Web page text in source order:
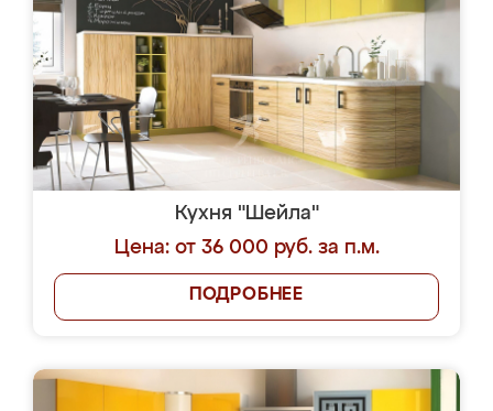
Кухня "Шейла"
Цена: от 36 000 руб. за п.м.
ПОДРОБНЕЕ